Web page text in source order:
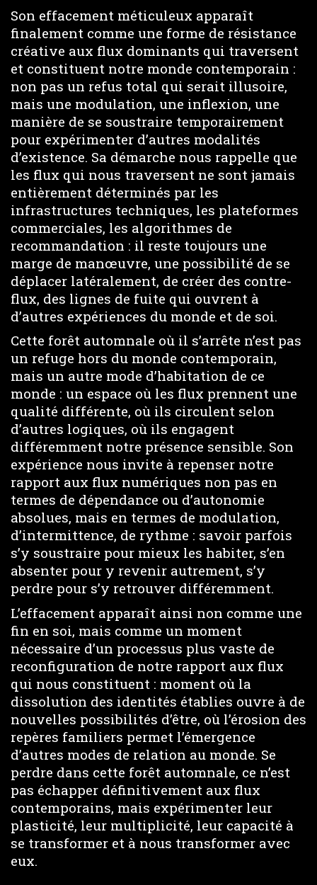
Son effacement méticuleux apparaît
finalement comme une forme de résistance
créative aux flux dominants qui traversent
et constituent notre monde contemporain :
non pas un refus total qui serait illusoire,
mais une modulation, une inflexion, une
manière de se soustraire temporairement
pour expérimenter d’autres modalités
d’existence. Sa démarche nous rappelle que
les flux qui nous traversent ne sont jamais
entièrement déterminés par les
infrastructures techniques, les plateformes
commerciales, les algorithmes de
recommandation : il reste toujours une
marge de manœuvre, une possibilité de se
déplacer latéralement, de créer des contre-
flux, des lignes de fuite qui ouvrent à
d’autres expériences du monde et de soi.
Cette forêt automnale où il s’arrête n’est pas
un refuge hors du monde contemporain,
mais un autre mode d’habitation de ce
monde : un espace où les flux prennent une
qualité différente, où ils circulent selon
d’autres logiques, où ils engagent
différemment notre présence sensible. Son
expérience nous invite à repenser notre
rapport aux flux numériques non pas en
termes de dépendance ou d’autonomie
absolues, mais en termes de modulation,
d’intermittence, de rythme : savoir parfois
s’y soustraire pour mieux les habiter, s’en
absenter pour y revenir autrement, s’y
perdre pour s’y retrouver différemment.
L’effacement apparaît ainsi non comme une
fin en soi, mais comme un moment
nécessaire d’un processus plus vaste de
reconfiguration de notre rapport aux flux
qui nous constituent : moment où la
dissolution des identités établies ouvre à de
nouvelles possibilités d’être, où l’érosion des
repères familiers permet l’émergence
d’autres modes de relation au monde. Se
perdre dans cette forêt automnale, ce n’est
pas échapper définitivement aux flux
contemporains, mais expérimenter leur
plasticité, leur multiplicité, leur capacité à
se transformer et à nous transformer avec
eux.